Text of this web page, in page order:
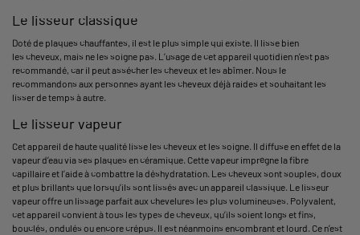
Le lisseur classique
Doté de plaques chauffantes, il est le plus simple qui existe. Il lisse bien
les cheveux, mais ne les soigne pas. L’usage de cet appareil quotidien n’est pas
recommandé, car il peut assécher les cheveux et les abîmer. Nous le
recommandons aux personnes ayant les cheveux déjà raides et souhaitant les
lisser de temps à autre.
Le lisseur vapeur
Cet appareil de haute qualité lisse les cheveux et les soigne. Il diffuse en effet de la
vapeur d’eau via ses plaques en céramique. Cette vapeur imprègne la fibre
capillaire et l’aide à combattre la déshydratation. Les cheveux sont souples, doux
et plus brillants que lorsqu’ils sont lissés avec un appareil classique. Le lisseur
vapeur offre un lissage parfait aux chevelures les plus volumineuses. Polyvalent,
cet appareil convient à tous les types de cheveux, qu’ils soient longs et fins,
bouclés, ondulés ou encore crépus. Il est néanmoins encombrant et lourd. Ce n’est